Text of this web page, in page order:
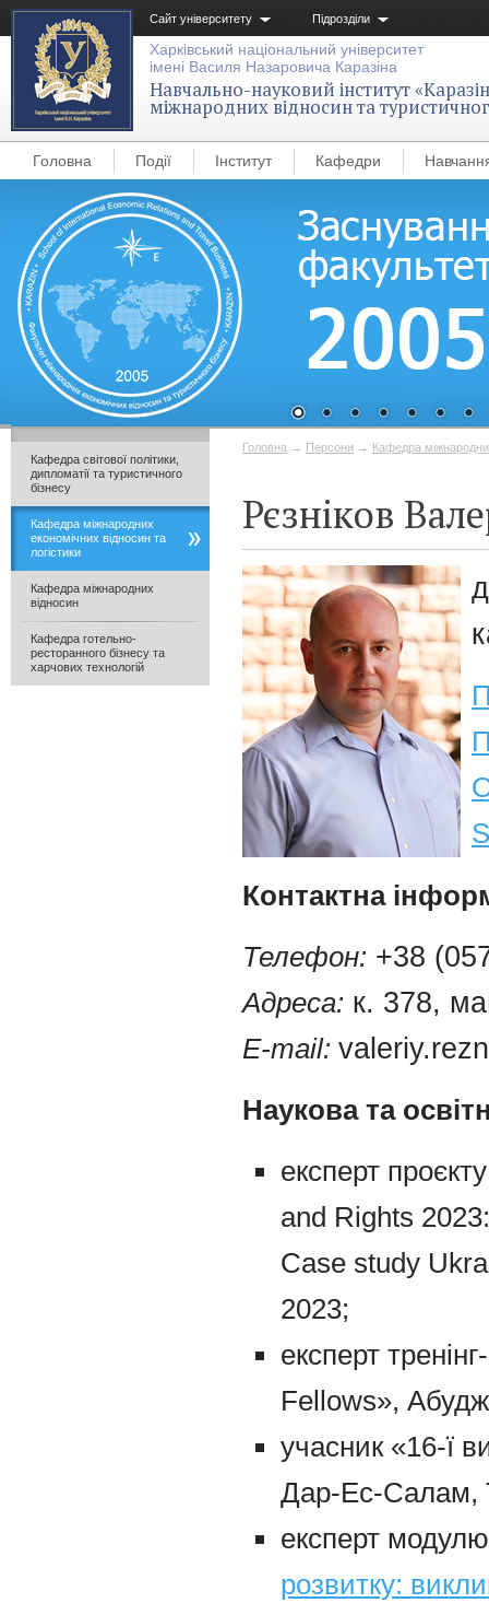
Сайт університету Підрозділи
Харківський національний університет
імені Василя Назаровича Каразіна
Навчально-науковий інститут
міжнародних відносин та
Головна Події Інститут Кафедри
Головна → Персони → Кафедра
Рєзніков
Контактна
Телефон: +38
Адреса: к. 378,
E-mail:
Наукова та
експерт
and Rights
Case study
2023;
експерт
Fellows»,
учасник «16-ї
Дар-Ес-Салам,
експерт
розвитку:
Кафедра світової політики,
дипломатії та туристичного
бізнесу
Кафедра міжнародних
економічних відносин та
логістики
Кафедра міжнародних
відносин
Кафедра готельно-
ресторанного бізнесу та
харчових технологій